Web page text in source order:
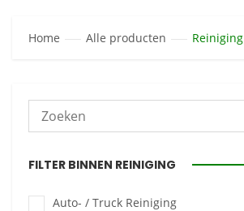
Home Alle producten Reiniging
FILTER BINNEN REINIGING
Auto- / Truck Reiniging